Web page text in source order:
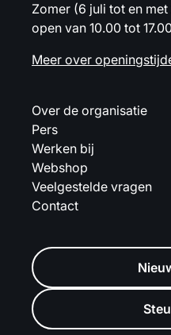
Zomer (6 juli tot en
open van 10.00 tot
Meer over
Over de organisatie
Pers
Werken bij
Webshop
Veelgestelde vragen
Contact